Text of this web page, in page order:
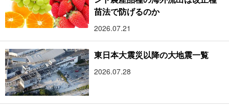
苗法で防げるのか
2026.07.21
東日本大震災以降の大地震一覧
2026.07.28